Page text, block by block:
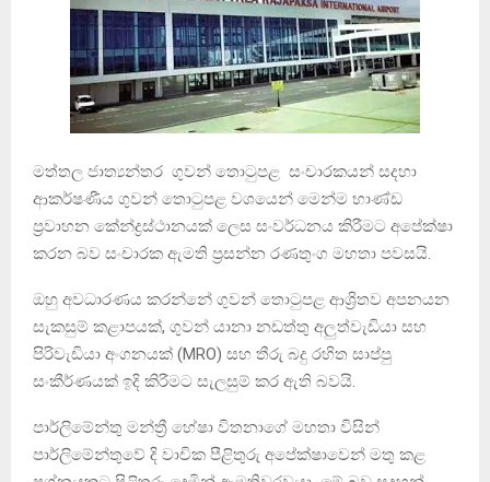
මත්තල ජාත්‍යන්තර ගුවන් තොටුපළ සංචාරකයන් සදහා
ආකර්ෂණීය ගුවන් තොටුපළ වශයෙන් මෙන්ම භාණ්ඩ
ප්‍රවාහන කේන්ද්‍රස්ථානයක් ලෙස සංවර්ධනය කිරීමට අපේක්ෂා
කරන බව සංචාරක ඇමති ප්‍රසන්න රණතුංග මහතා පවසයි.
ඔහු අවධාරණය කරන්නේ ගුවන් තොටුපළ ආශ්‍රිතව අපනයන
සැකසුම් කළාපයක්, ගුවන් යානා නඩත්තු අලුත්වැඩියා සහ
පිරිවැඩියා අංගනයක් (MRO) සහ තීරු බදු රහිත සාප්පු
සංකීර්ණයක් ඉදි කිරීමට සැලසුම් කර ඇති බවයි.
පාර්ලිමේන්තු මන්ත්‍රී හේෂා විතනාගේ මහතා විසින්
පාර්ලිමේන්තුවේ දි වාචික පීළිතුරු අපේක්ෂාවෙන් මතු කළ